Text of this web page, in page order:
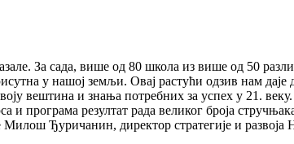
За сада, више од 80 школа из више од 50
у нашој земљи. Овај растући одзив нам
вештина и знања потребних за успех у 21.
програма резултат рада великог броја
Ђуричанин, директор стратегије и развоја